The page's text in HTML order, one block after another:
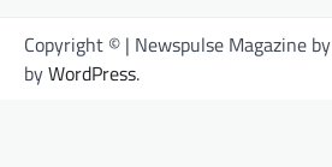
Copyright © | Newspulse Magazine by
byWordPress.